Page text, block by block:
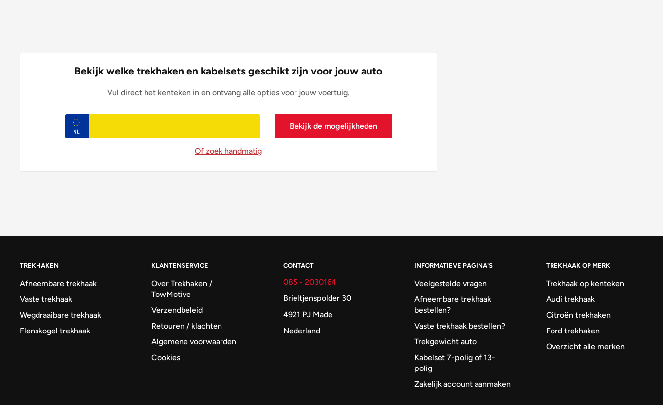
Bekijk welke trekhaken en kabelsets geschikt zijn voor jouw auto
Vul direct het kenteken in en ontvang alle opties voor jouw voertuig.
Bekijk de mogelijkheden
Of zoek handmatig
TREKHAKEN
Afneembare trekhaak
Vaste trekhaak
Wegdraaibare trekhaak
Flenskogel trekhaak
KLANTENSERVICE
Over Trekhaken /
TowMotive
Verzendbeleid
Retouren / klachten
Algemene voorwaarden
Cookies
CONTACT
085 - 2030164
Brieltjenspolder 30
4921 PJ Made
Nederland
INFORMATIEVE PAGINA'S
Veelgestelde vragen
Afneembare trekhaak
bestellen?
Vaste trekhaak bestellen?
Trekgewicht auto
Kabelset 7-polig of 13-
polig
Zakelijk account aanmaken
TREKHAAK OP MERK
Trekhaak op kenteken
Audi trekhaak
Citroën trekhaken
Ford trekhaken
Overzicht alle merken